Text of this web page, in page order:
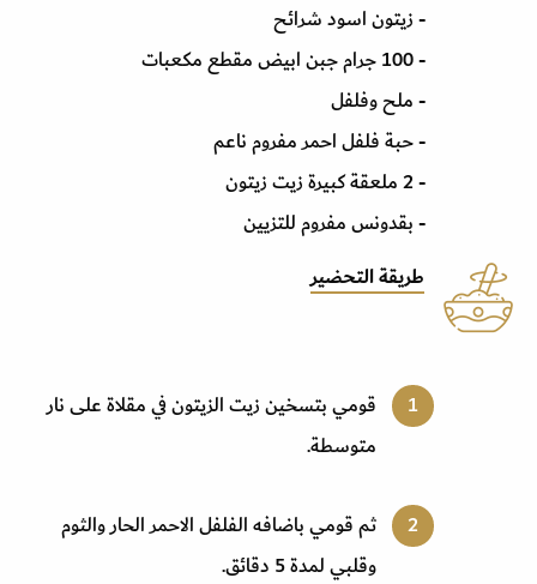
- زيتون اسود شرائح
- 100 جرام جبن ابيض مقطع مكعبات
- ملح وفلفل
- حبة فلفل احمر مفروم ناعم
- 2 ملعقة كبيرة زيت زيتون
- بقدونس مفروم للتزيين
طريقة التحضير
قومي بتسخين زيت الزيتون في مقلاة على نار
متوسطة.
ثم قومي باضافه الفلفل الاحمر الحار والثوم
وقلبي لمدة 5 دقائق.